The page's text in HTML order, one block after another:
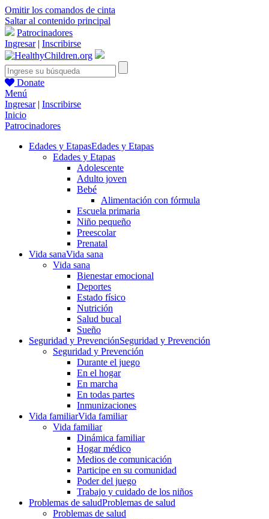
Omitir los comandos de cinta
Saltar al contenido principal
Patrocinadores
Ingresar| Inscribirse
Donate
Menú
Ingresar| Inscribirse
Inicio
Patrocinadores
Edades y EtapasEdades y Etapas
Edades y Etapas
Adolescente
Adulto joven
Bebé
Alimentación con fórmula
Escuela primaria
Niño pequeño
Preescolar
Prenatal
Vida sanaVida sana
Vida sana
Bienestar emocional
Deportes
Estado físico
Nutrición
Salud bucal
Sueño
Seguridad y PrevenciónSeguridad y Prevención
Seguridad y Prevención
Durante el juego
En el hogar
En marcha
En todas partes
Inmunizaciones
Vida familiarVida familiar
Vida familiar
Dinámica familiar
Hogar médico
Medios de comunicación
Participe en su comunidad
Poder del juego
Trabajo y cuidado de los niños
Problemas de saludProblemas de salud
Problemas de salud